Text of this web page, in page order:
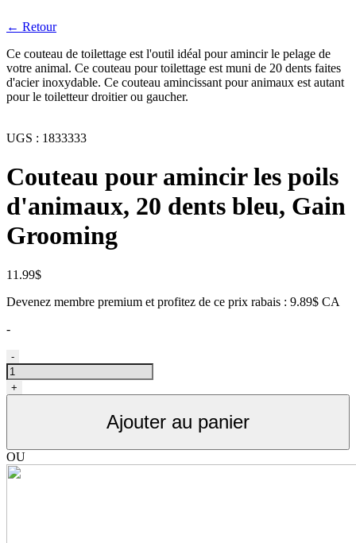
← Retour
Ce couteau de toilettage est l'outil idéal pour amincir le pelage de
votre animal. Ce couteau pour toilettage est muni de 20 dents faites
d'acier inoxydable. Ce couteau amincissant pour animaux est autant
pour le toiletteur droitier ou gaucher.
UGS : 1833333
Couteau pour amincir les poils
d'animaux, 20 dents bleu, Gain
Grooming
11.99$
Devenez membre premium et profitez de ce prix rabais : 9.89$ CA
-
quantité
de
Couteau
à
rouge
ou
-
+
Ajouter au panier
OU